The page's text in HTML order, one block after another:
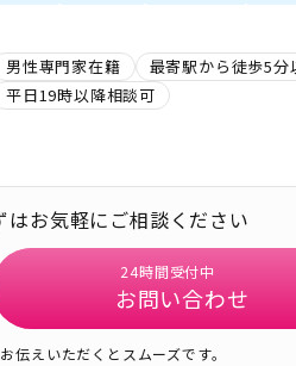
男性専門家在籍
最寄駅から徒歩5分
平日19時以降相談可
はお気軽にご相談ください
24時間受付中
お問い合わせ
伝えいただくとスムーズです。